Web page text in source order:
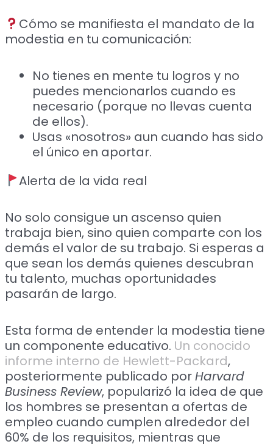
Cómo se manifiesta el mandato de la
modestia en tu comunicación:
No tienes en mente tu logros y no
puedes mencionarlos cuando es
necesario (porque no llevas cuenta
de ellos).
Usas «nosotros» aun cuando has sido
el único en aportar.
Alerta de la vida real
No solo consigue un ascenso quien
trabaja bien, sino quien comparte con los
demás el valor de su trabajo. Si esperas a
que sean los demás quienes descubran
tu talento, muchas oportunidades
pasarán de largo.
Esta forma de entender la modestia tiene
un componente educativo. Un conocido
informe interno de Hewlett-Packard,
posteriormente publicado porHarvard
Business Review, popularizó la idea de que
los hombres se presentan a ofertas de
empleo cuando cumplen alrededor del
60% de los requisitos, mientras que